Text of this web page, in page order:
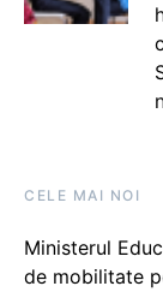
CELE MAI NOI
Ministerul
de mobilitate